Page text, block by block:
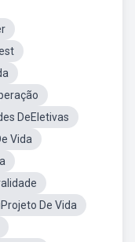
DeEletivas
Vida
De Vida